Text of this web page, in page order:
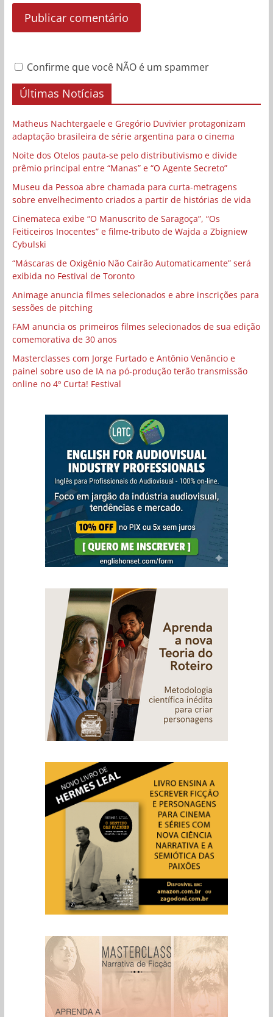
Confirme que você NÃO é um spammer
Últimas Notícias
Matheus Nachtergaele e Gregório Duvivier protagonizam
adaptação brasileira de série argentina para o cinema
Noite dos Otelos pauta-se pelo distributivismo e divide
prêmio principal entre “Manas” e “O Agente Secreto”
Museu da Pessoa abre chamada para curta-metragens
sobre envelhecimento criados a partir de histórias de vida
Cinemateca exibe “O Manuscrito de Saragoça”, “Os
Feiticeiros Inocentes” e filme-tributo de Wajda a Zbigniew
Cybulski
“Máscaras de Oxigênio Não Cairão Automaticamente” será
exibida no Festival de Toronto
Animage anuncia filmes selecionados e abre inscrições para
sessões de pitching
FAM anuncia os primeiros filmes selecionados de sua edição
comemorativa de 30 anos
Masterclasses com Jorge Furtado e Antônio Venâncio e
painel sobre uso de IA na pó-produção terão transmissão
online no 4º Curta! Festival